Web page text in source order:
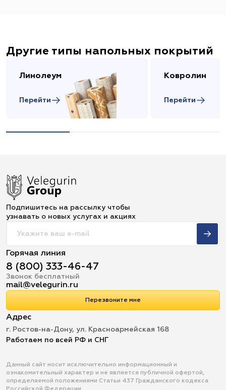
Другие типы напольных покрытий
Линолеум
Перейти
Ковролин
Перейти
Подпишитесь на рассылку чтобы
узнавать о новых услугах и акциях
Горячая линия
8 (800) 333-46-47
Звонок бесплатный
mail@velegurin.ru
Перезвоните мне
Адрес
г. Ростов-на-Дону, ул. Красноармейская 168
Работаем по всей РФ и СНГ
Данный сайт носит исключительно информационный и
ознакомительный характер и не является публичной офертой,
определяемой положениями Статьи 437 Гражданского кодекса